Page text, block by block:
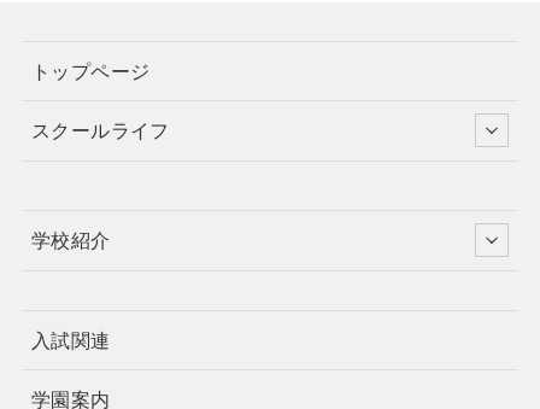
トップページ
スクールライフ
学校紹介
入試関連
学園案内